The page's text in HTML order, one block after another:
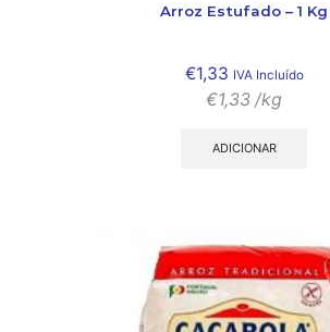
Arroz Estufado – 1 Kg
€1,33 IVA Incluído
€1,33 /kg
ADICIONAR